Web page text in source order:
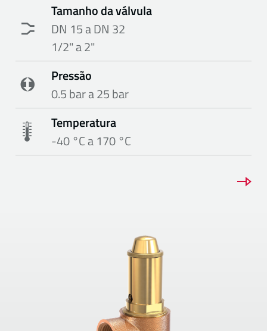
Tamanho da válvula
DN 15 a DN 32
1/2" a 2"
Pressão
0.5 bar a 25 bar
Temperatura
-40 °C a 170 °C